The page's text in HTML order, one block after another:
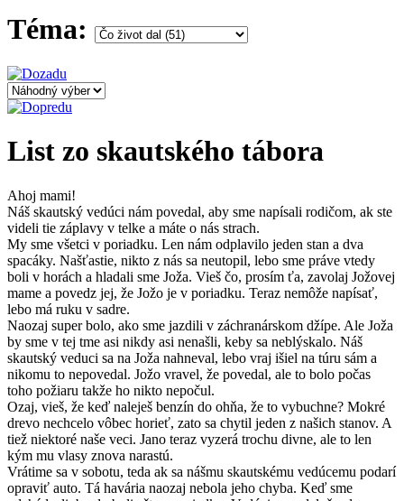
Téma:
List zo skautského tábora
Ahoj mami!
Náš skautský vedúci nám povedal, aby sme napísali rodičom, ak ste
videli tie záplavy v telke a máte o nás strach.
My sme všetci v poriadku. Len nám odplavilo jeden stan a dva
spacáky. Našťastie, nikto z nás sa neutopil, lebo sme práve vtedy
boli v horách a hladali sme Joža. Vieš čo, prosím ťa, zavolaj Jožovej
mame a povedz jej, že Jožo je v poriadku. Teraz nemôže napísať,
lebo má ruku v sadre.
Naozaj super bolo, ako sme jazdili v záchranárskom džípe. Ale Joža
by sme v tej tme asi nikdy asi nenašli, keby sa neblýskalo. Náš
skautský veduci sa na Joža nahneval, lebo vraj išiel na túru sám a
nikomu to nepovedal. Jožo vravel, že povedal, ale to bolo počas
toho požiaru takže ho nikto nepočul.
Ozaj, vieš, že keď naleješ benzín do ohňa, že to vybuchne? Mokré
drevo nechcelo vôbec horieť, zato sa chytil jeden z našich stanov. A
tiež niektoré naše veci. Jano teraz vyzerá trochu divne, ale to len
kým mu vlasy znova narastú.
Vrátime sa v sobotu, teda ak sa nášmu skautskému vedúcemu podarí
opraviť auto. Tá havária naozaj nebola jeho chyba. Keď sme